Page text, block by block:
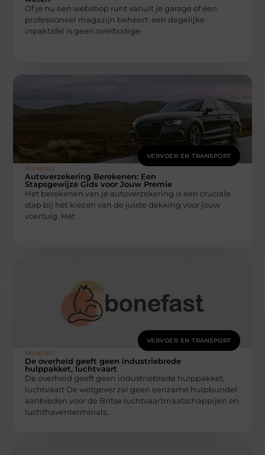
Of je nu een webshop runt vanuit je garage of een
professioneel magazijn beheert: een degelijke
inpaktafel is geen overbodige
VERVOER EN TRANSPORT
Bonefast
Autoverzekering Berekenen: Een
Stapsgewijze Gids voor Jouw Premie
Het berekenen van je autoverzekering is een cruciale
stap bij het kiezen van de juiste dekking voor jouw
voertuig. Het
VERVOER EN TRANSPORT
Bonefast
De overheid geeft geen industriebrede
hulppakket, luchtvaart
De overheid geeft geen industriebrede hulppakket,
luchtvaart De wetgever zal geen eenzame hulpbundel
aanbieden voor de Britse luchtvaartmaatschappijen en
luchthaventerminals,